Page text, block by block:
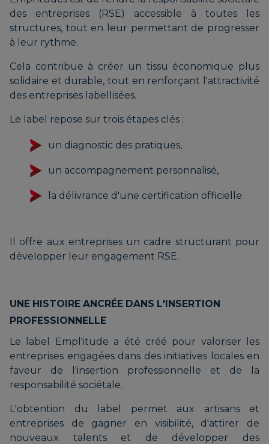
des entreprises (RSE) accessible à toutes les
structures, tout en leur permettant de progresser
à leur rythme.
Cela contribue à créer un tissu économique plus
solidaire et durable, tout en renforçant l'attractivité
des entreprises labellisées.
Le label repose sur trois étapes clés :
un diagnostic des pratiques,
un accompagnement personnalisé,
la délivrance d'une certification officielle.
Il offre aux entreprises un cadre structurant pour
développer leur engagement RSE.
UNE HISTOIRE ANCRÉE DANS L'INSERTION
PROFESSIONNELLE
Le label Empl'itude a été créé pour valoriser les
entreprises engagées dans des initiatives locales en
faveur de l'insertion professionnelle et de la
responsabilité sociétale.
L'obtention du label permet aux artisans et
entreprises de gagner en visibilité, d'attirer de
nouveaux talents et de développer des